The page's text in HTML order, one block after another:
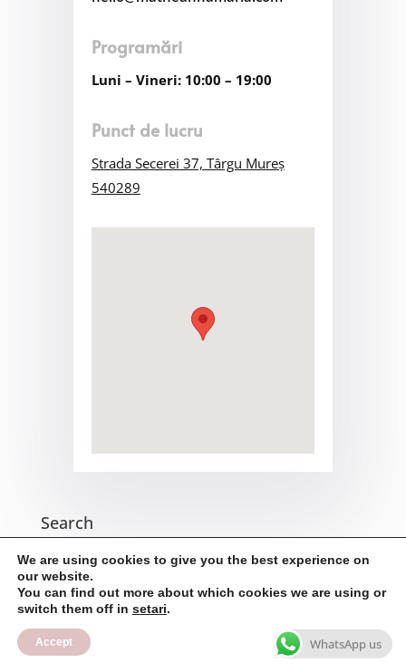
Programări
Luni – Vineri: 10:00 – 19:00
Punct de lucru
Strada Secerei 37, Târgu Mureș
540289
Search
Recent Posts
Întrebarea magică – un exercițiu simplu care poate
schimba perspectiva
We are using cookies to give you the best experience on
our website.
You can find out more about which cookies we are using or
switch them off in setari.
Accept WhatsApp us